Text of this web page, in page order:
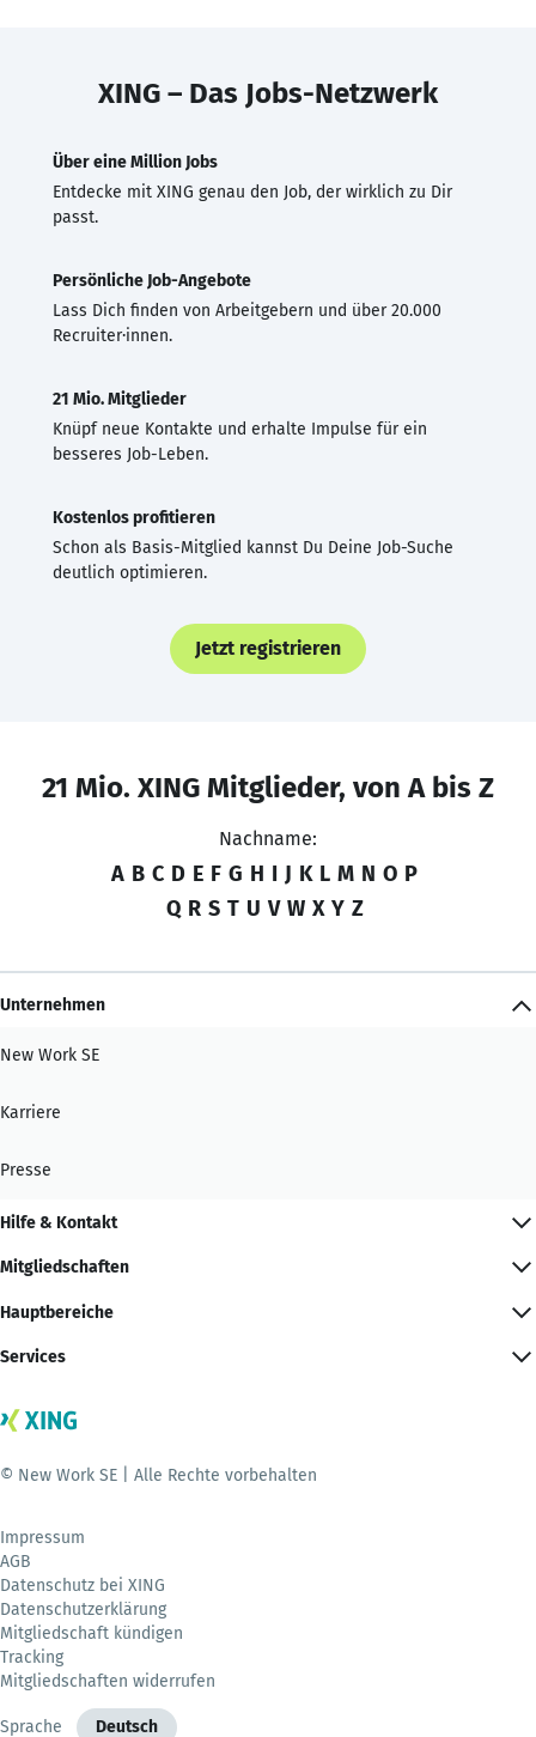
XING – Das Jobs-Netzwerk
Über eine Million Jobs
Entdecke mit XING genau den Job, der wirklich zu Dir
passt.
Persönliche Job-Angebote
Lass Dich finden von Arbeitgebern und über 20.000
Recruiter·innen.
21 Mio. Mitglieder
Knüpf neue Kontakte und erhalte Impulse für ein
besseres Job-Leben.
Kostenlos profitieren
Schon als Basis-Mitglied kannst Du Deine Job-Suche
deutlich optimieren.
Jetzt registrieren
21 Mio. XING Mitglieder, von A bis Z
Nachname:
A B C D E F G H I J K L M N O P
Q R S T U V W X Y Z
Unternehmen
New Work SE
Karriere
Presse
Hilfe & Kontakt
Mitgliedschaften
Hauptbereiche
Services
© New Work SE | Alle Rechte vorbehalten
Impressum
AGB
Datenschutz bei XING
Datenschutzerklärung
Mitgliedschaft kündigen
Tracking
Mitgliedschaften widerrufen
Sprache Deutsch